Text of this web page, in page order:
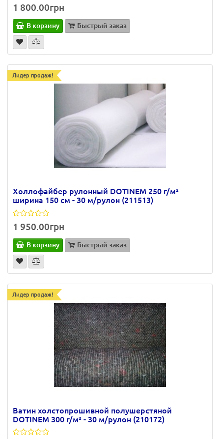
1 800.00грн
В корзину Быстрый заказ
Лидер продаж!
Холлофайбер рулонный DOTINEM 250 г/м²
ширина 150 см - 30 м/рулон (211513)
1 950.00грн
В корзину Быстрый заказ
Лидер продаж!
Ватин холстопрошивной полушерстяной
DOTINEM 300 г/м² - 30 м/рулон (210172)